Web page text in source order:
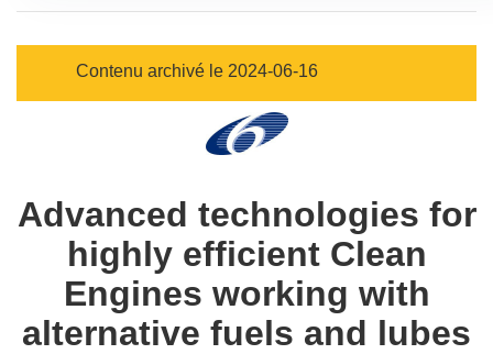
Contenu archivé le 2024-06-16
Advanced technologies for
highly efficient Clean
Engines working with
alternative fuels and lubes